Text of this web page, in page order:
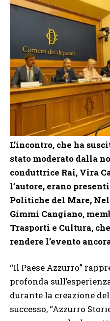
L’incontro, che ha
stato moderato dalla
conduttrice Rai, Vira
l’autore, erano
Politiche del Mare,
Gimmi Cangiano,
Trasporti e Cultura,
rendere l’evento
“Il Paese Azzurro”
profonda
durante la creazione
successo, “Azzurro